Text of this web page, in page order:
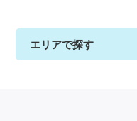
エリアで探す